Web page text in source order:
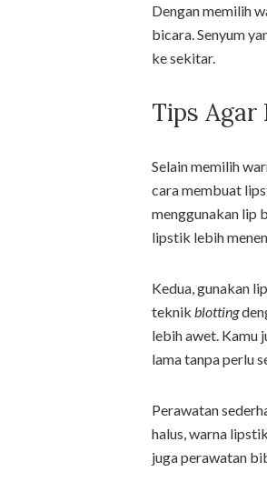
Dengan memilih
bicara. Senyum
ke sekitar.
Tips Agar
Selain memilih
cara membuat
menggunakan lip
lipstik lebih
Kedua, gunakan
teknik blotting
lebih awet. Kamu
lama tanpa perlu
Perawatan
halus, warna
juga perawatan